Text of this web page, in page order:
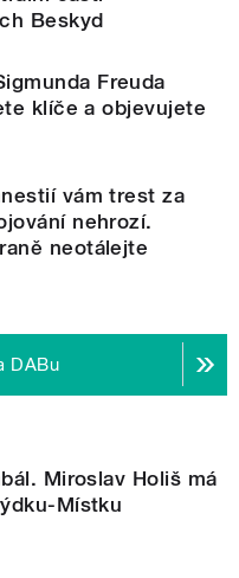
Beskyd
Freuda
klíče a objevujete
vám trest za
nehrozí.
neotálejte
DABu
Miroslav Holiš má
Místku